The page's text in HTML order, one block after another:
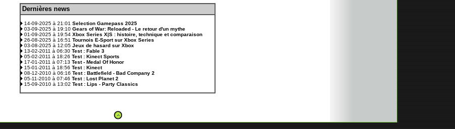
Dernières news
14-09-2025 à 21:01 Selection Gamepass 2025
03-09-2025 à 19:10 Gears of War: Reloaded - Le retour d'un mythe
01-09-2025 à 19:54 Xbox Series X|S : histoire, technique et comparaison
26-08-2025 à 16:51 Tournois E-Sport sur Xbox Series
03-08-2025 à 12:05 Jeux de hasard sur Xbox
13-02-2011 à 06:30 Test : Fable 3
05-02-2011 à 18:26 Test : Kinect Sports
17-01-2011 à 07:13 Test - Medal Of Honor
15-01-2011 à 18:56 Test : Kinect
08-12-2010 à 06:16 Test : Battlefield - Bad Company 2
05-11-2010 à 07:46 Test : Lost Planet 2
15-09-2010 à 13:02 Test : Lips - Party Classics